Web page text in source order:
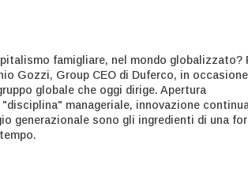
famigliare, nel mondo globalizzato?
Gozzi, Group CEO di Duferco, in
globale che oggi dirige. Apertura
manageriale, innovazione
generazionale sono gli ingredienti di una